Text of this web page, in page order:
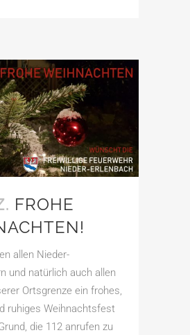
FROHE
allen Nieder-
und natürlich auch allen
Ortsgrenze ein frohes,
ruhiges Weihnachtsfest
die 112 anrufen zu